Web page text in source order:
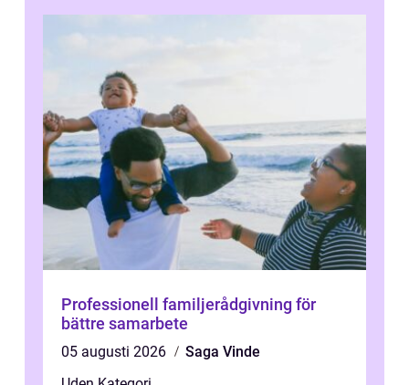
Professionell familjerådgivning för
bättre samarbete
05 augusti 2026
Saga Vinde